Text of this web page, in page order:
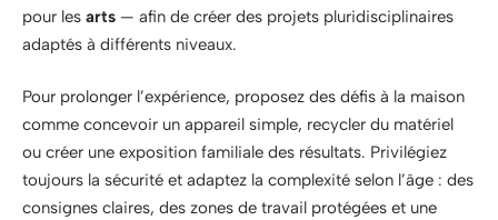
pour les arts — afin de créer des projets pluridisciplinaires
adaptés à différents niveaux.
Pour prolonger l’expérience, proposez des défis à la maison
comme concevoir un appareil simple, recycler du matériel
ou créer une exposition familiale des résultats. Privilégiez
toujours la sécurité et adaptez la complexité selon l’âge : des
consignes claires, des zones de travail protégées et une